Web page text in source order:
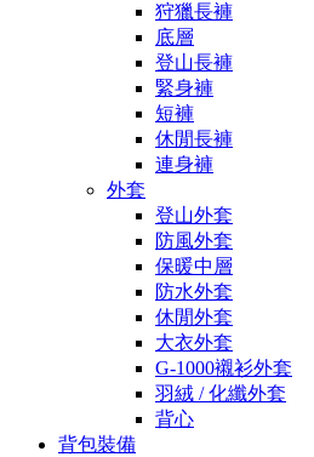
狩獵長褲
底層
登山長褲
緊身褲
短褲
休閒長褲
連身褲
外套
登山外套
防風外套
保暖中層
防水外套
休閒外套
大衣外套
G-1000襯衫外套
羽絨 / 化纖外套
背心
背包裝備